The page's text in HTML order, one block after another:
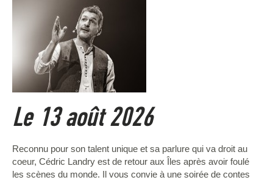
Le 13 août 2026
Reconnu pour son talent unique et sa parlure qui va droit au
coeur, Cédric Landry est de retour aux Îles après avoir foulé
les scènes du monde. Il vous convie à une soirée de contes